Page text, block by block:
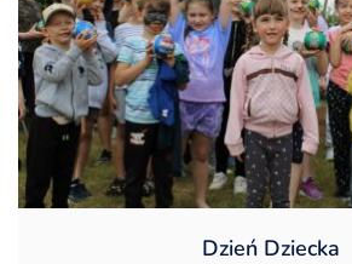
Dzień Dziecka